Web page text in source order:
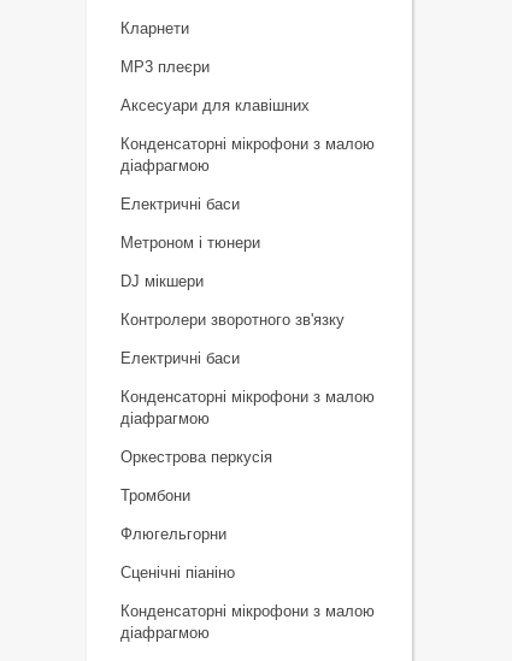
Кларнети
MP3 плеєри
Аксесуари для клавішних
Конденсаторні мікрофони з малою
діафрагмою
Електричні баси
Метроном і тюнери
DJ мікшери
Контролери зворотного зв'язку
Електричні баси
Конденсаторні мікрофони з малою
діафрагмою
Оркестрова перкусія
Тромбони
Флюгельгорни
Сценічні піаніно
Конденсаторні мікрофони з малою
діафрагмою